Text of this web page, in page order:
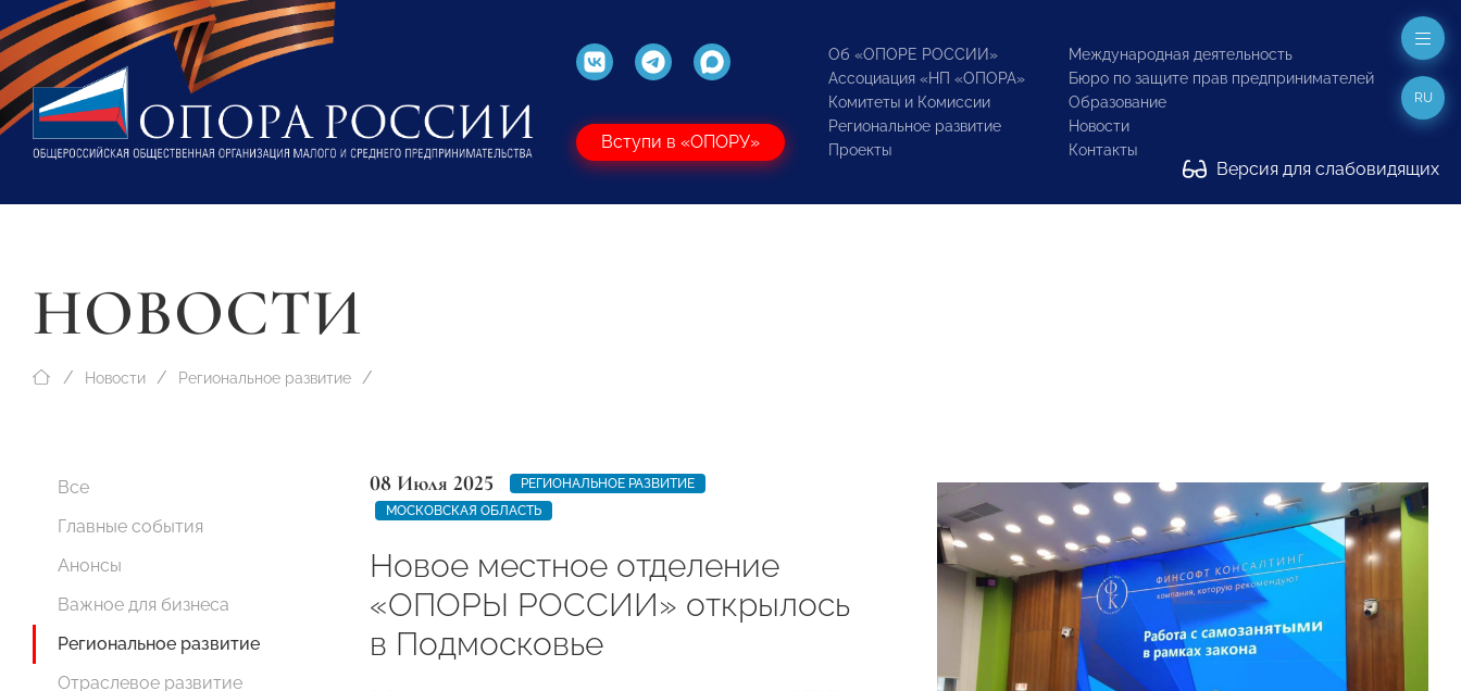
Вступи в «ОПОРУ»
Об «ОПОРЕ РОССИИ»
Ассоциация «НП «ОПОРА»
Комитеты и Комиссии
Региональное развитие
Проекты
Международная деятельность
Бюро по защите прав предпринимателей
Образование
Новости
Контакты
Версия для слабовидящих
RU
НОВОСТИ
Новости Региональное развитие
Все
Главные события
Анонсы
Важное для бизнеса
Региональное развитие
Отраслевое развитие
08 Июля 2025
РЕГИОНАЛЬНОЕ РАЗВИТИЕ
МОСКОВСКАЯ ОБЛАСТЬ
Новое местное отделение
«ОПОРЫ РОССИИ» открылось
в Подмосковье